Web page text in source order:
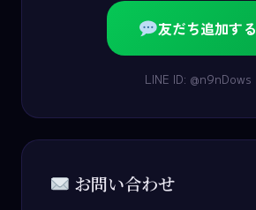
友だち追加する
LINE ID: @n9nDows
お問い合わせ